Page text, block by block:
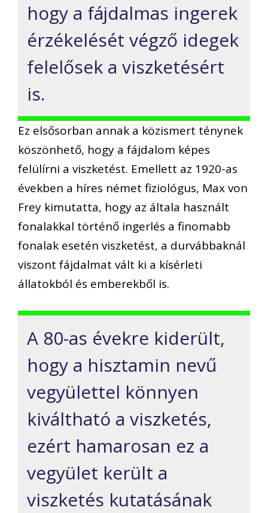
hogy a fájdalmas ingerek
érzékelését végző idegek
felelősek a viszketésért
is.
Ez elsősorban annak a közismert ténynek
köszönhető, hogy a fájdalom képes
felülírni a viszketést. Emellett az 1920-as
években a híres német fiziológus, Max von
Frey kimutatta, hogy az általa használt
fonalakkal történő ingerlés a finomabb
fonalak esetén viszketést, a durvábbaknál
viszont fájdalmat vált ki a kísérleti
állatokból és emberekből is.
A 80-as évekre kiderült,
hogy a hisztamin nevű
vegyülettel könnyen
kiváltható a viszketés,
ezért hamarosan ez a
vegyület került a
viszketés kutatásának